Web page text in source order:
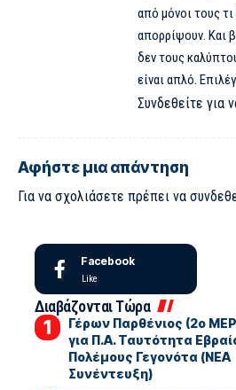
από μόνοι τους
απορρίψουν. Και
δεν τους
είναι απλό.
Συνδεθείτε για
Αφήστε μια απάντηση
Για να σχολιάσετε πρέπει να
Facebook
Like
Διαβάζονται Τώρα
Γέρων Παρθένιος (2ο
για Π.Α. Ταυτότητα
Πολέμους Γεγονότα (ΝΕΑ
Συνέντευξη)